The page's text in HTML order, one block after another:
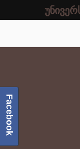
Facebook